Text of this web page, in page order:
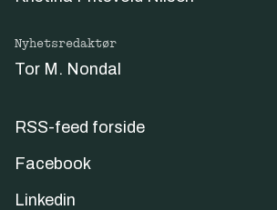
Nyhetsredaktør
Tor M. Nondal
RSS-feed forside
Facebook
Linkedin